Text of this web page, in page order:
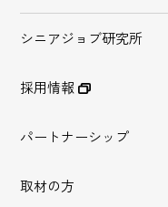
シニアジョブ研究所
採用情報
パートナーシップ
取材の方